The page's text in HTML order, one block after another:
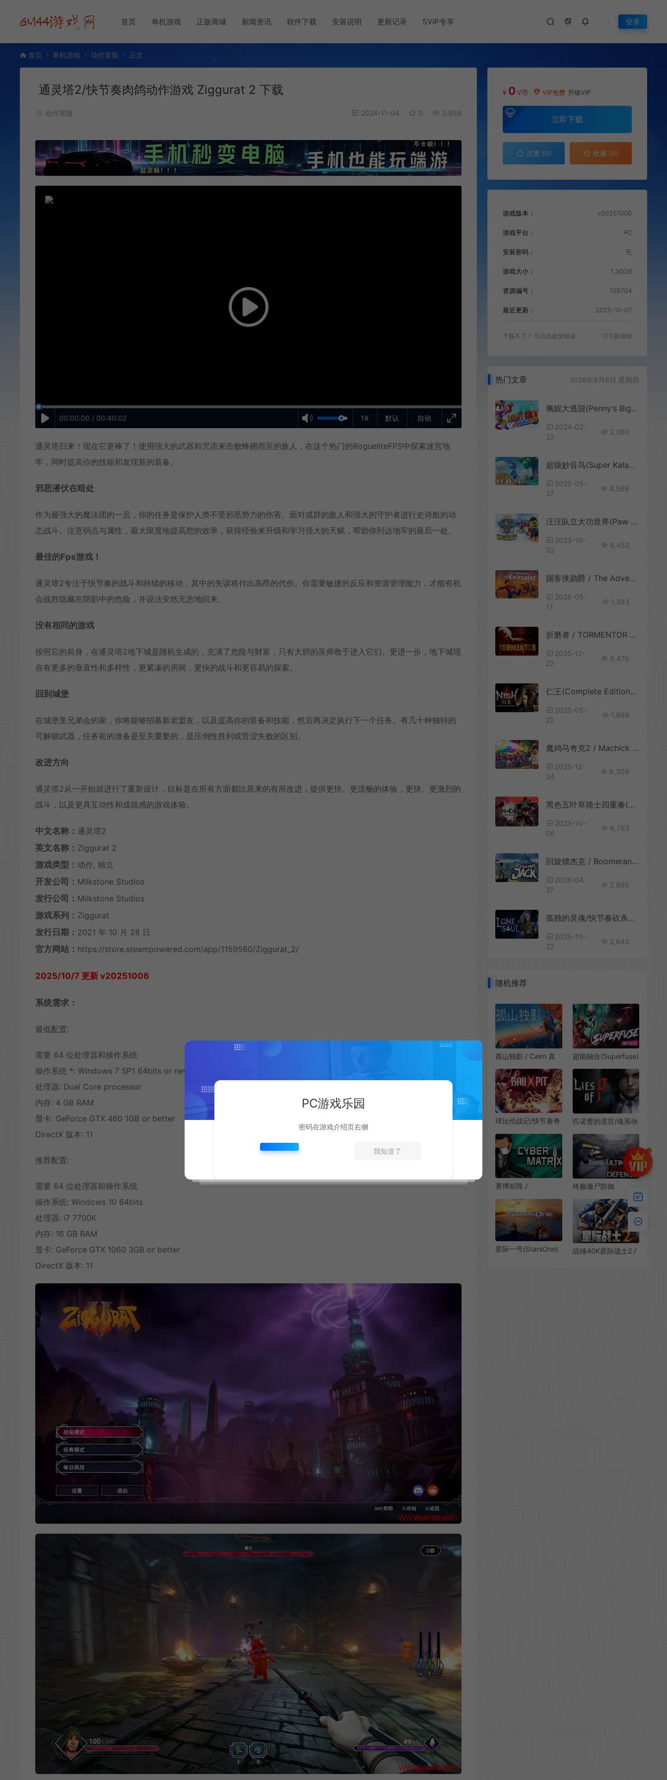
首页 单机游戏 正版商城 新闻资讯 软件下载 安装说明 更新记录 SVIP专享 登录
首页 单机游戏 动作冒险 正文
通灵塔2/快节奏肉鸽动作游戏 Ziggurat 2 下载
动作冒险 2024-11-04 0 3,959
自动
1X 默认
00:00:00 / 00:40:02
通灵塔归来！现在它更棒了！使用强大的武器和咒语来击败蜂拥而至的敌人，在这个热门的RogueliteFPS中探索迷宫地
牢，同时提高你的技能和发现新的装备。
邪恶潜伏在暗处
作为最强大的魔法团的一员，你的任务是保护人类不受邪恶势力的伤害。面对成群的敌人和强大的守护者进行史诗般的动
态战斗。注意弱点与属性，最大限度地提高您的效率，获得经验来升级和学习强大的天赋，帮助你到达地牢的最后一处。
最佳的Fps游戏！
通灵塔2专注于快节奏的战斗和持续的移动，其中的失误将付出高昂的代价。你需要敏捷的反应和资源管理能力，才能有机
会战胜隐藏在阴影中的危险，并设法安然无恙地回来。
没有相同的游戏
按照它的前身，在通灵塔2地下城是随机生成的，充满了危险与财富，只有大胆的巫师敢于进入它们。更进一步，地下城现
在有更多的垂直性和多样性，更紧凑的房间，更快的战斗和更容易的探索。
回到城堡
在城堡里兄弟会的家，你将能够招募新老盟友，以及提高你的装备和技能，然后再决定执行下一个任务。有几十种独特的
可解锁武器，任务前的准备是至关重要的，是压倒性胜利或苦涩失败的区别。
改进方向
通灵塔2从一开始就进行了重新设计，目标是在所有方面都比原来的有所改进，提供更快、更流畅的体验，更快、更激烈的
战斗，以及更具互动性和成就感的游戏体验。
中文名称： 通灵塔2
英文名称： Ziggurat 2
游戏类型： 动作, 独立
开发公司： Milkstone Studios
发行公司： Milkstone Studios
游戏系列： Ziggurat
发行日期： 2021 年 10 月 28 日
官方网站： https://store.steampowered.com/app/1159560/Ziggurat_2/
2025/10/7 更新 v20251006
系统需求：
最低配置:
需要 64 位处理器和操作系统
操作系统 *: Windows 7 SP1 64bits or newer
处理器: Dual Core processor
内存: 4 GB RAM
显卡: GeForce GTX 460 1GB or better
DirectX 版本: 11
推荐配置:
需要 64 位处理器和操作系统
操作系统: Windows 10 64bits
处理器: i7 7700K
内存: 16 GB RAM
显卡: GeForce GTX 1060 3GB or better
DirectX 版本: 11
¥ 0 V币 VIP免费 升级VIP
立即下载
点赞 (0) 收藏 (0)
游戏版本： v20251006
游戏平台： PC
安装密码： 无
游戏大小： 1.30GB
资源编号： 108704
最近更新： 2025-10-07
下载不了？ 点击提交错误 下载须知
热门文章 2026年8月6日 星期四
佩妮大逃脱(Penny’s Big Breakaway)卡通3D平台游戏|中文|攻略|免费下载
2024-02-
22
2,360
超级妙音鸟(Super Kalavinka)卡通动作RPG游戏|下载
2025-05-
27
4,568
汪汪队立大功世界(Paw Patrol World)简中|PC|ACT|卡通自由漫游3D冒险游戏
2023-10-
02
8,452
踢客侠勋爵 / The Adventures of Sir Kicksalot 第一人称动作游戏
2026-05-
17
1,393
折磨者 / TORMENTOR 第三人称动作游戏
2025-12-
22
6,470
仁王(Complete Edition)黑暗风战国动作RPG游戏|下载
2025-05-
22
1,999
魔鸡马奇克2 / Machick 2 魔幻混乱肉鸽生存游戏
2025-12-
24
6,309
黑色五叶草骑士四重奏(BLACK CLOVER: QUARTET KNIGHTS)简中|PC|魔法对战动作游戏
2023-10-
06
6,793
回旋镖杰克 / Boomerang Jack 动能战斗动作冒险RPG游戏
2026-04-
27
2,895
孤独的灵魂/快节奏砍杀肉鸽游戏 Lone Soul 下载
2025-10-
22
2,843
随机推荐
孤山独影 / Cairn 真
超能融合(Superfuse)
砍杀动作角色扮演游
戏
球比伦战记/快节奏奇
BALL x PIT 下载
匹诺曹的谎言/魂系动
下载
赛博矩阵 /
人称快节奏动作游戏
终极僵尸防御
Defense简
中|PC|ACT|俯视角僵
尸生存射击游戏
星际一号(StarsOne)
战锤40K星际战士2 /
PC游戏乐园
密码在游戏介绍页右侧
我知道了